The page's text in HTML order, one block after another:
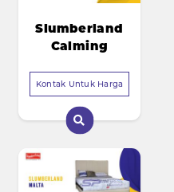
Slumberland
Calming
Kontak Untuk Harga